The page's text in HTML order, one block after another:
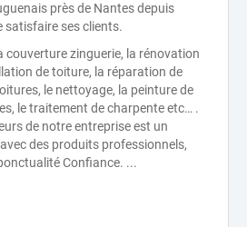
près de Nantes depuis
satisfaire ses clients.
couverture zinguerie, la rénovation
de toiture, la réparation de
le nettoyage, la peinture de
le traitement de charpente etc… .
de notre entreprise est un
des produits professionnels,
Confiance. ...